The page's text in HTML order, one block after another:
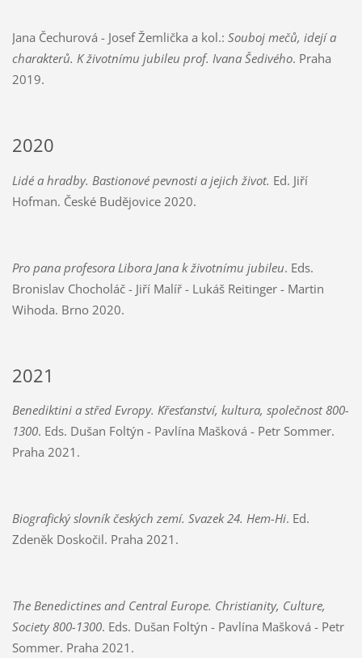
Jana Čechurová - Josef Žemlička a kol.: Souboj mečů, idejí a
charakterů. K životnímu jubileu prof. Ivana Šedivého. Praha
2019.
2020
Lidé a hradby. Bastionové pevnosti a jejich život. Ed. Jiří
Hofman. České Budějovice 2020.
Pro pana profesora Libora Jana k životnímu jubileu. Eds.
Bronislav Chocholáč - Jiří Malíř - Lukáš Reitinger - Martin
Wihoda. Brno 2020.
2021
Benediktini a střed Evropy. Křesťanství, kultura, společnost 800-
1300. Eds. Dušan Foltýn - Pavlína Mašková - Petr Sommer.
Praha 2021.
Biografický slovník českých zemí. Svazek 24. Hem-Hi. Ed.
Zdeněk Doskočil. Praha 2021.
The Benedictines and Central Europe. Christianity, Culture,
Society 800-1300. Eds. Dušan Foltýn - Pavlína Mašková - Petr
Sommer. Praha 2021.